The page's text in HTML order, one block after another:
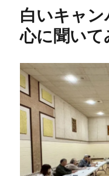
白いキャン
心に聞いて